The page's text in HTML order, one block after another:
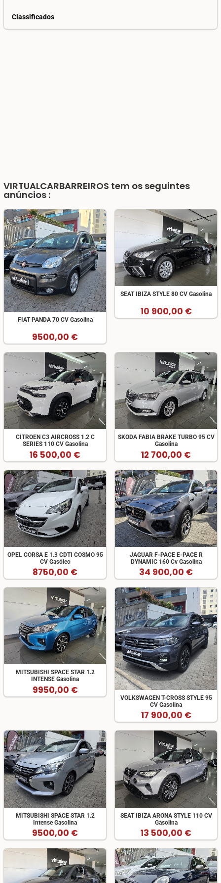
Classificados
VIRTUALCARBARREIROS tem os seguintes
anúncios :
FIAT PANDA 70 CV Gasolina
9500,00 €
SEAT IBIZA STYLE 80 CV Gasolina
10 900,00 €
CITROEN C3 AIRCROSS 1.2 C
SERIES 110 CV Gasolina
16 500,00 €
SKODA FABIA BRAKE TURBO 95 CV
Gasolina
12 700,00 €
OPEL CORSA E 1.3 CDTI COSMO 95
CV Gasóleo
8750,00 €
JAGUAR F-PACE E-PACE R
DYNAMIC 160 Cv Gasolina
34 900,00 €
MITSUBISHI SPACE STAR 1.2
INTENSE Gasolina
9950,00 €
VOLKSWAGEN T-CROSS STYLE 95
CV Gasolina
17 900,00 €
MITSUBISHI SPACE STAR 1.2
Intense Gasolina
9500,00 €
SEAT IBIZA ARONA STYLE 110 CV
Gasolina
13 500,00 €